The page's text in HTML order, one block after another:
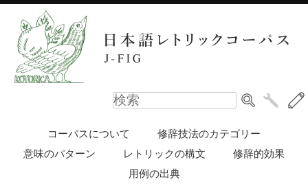
コーパスについて
修辞技法のカテゴリー
意味のパターン
レトリックの構文
修辞的効果
用例の出典